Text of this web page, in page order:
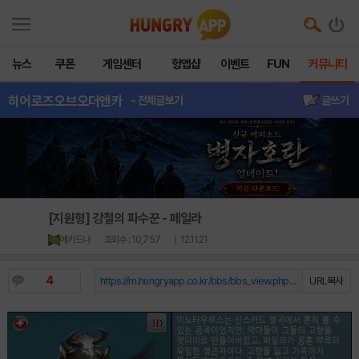
뉴스 쿠폰 게임센터 헝앱샵 이벤트 FUN 커뮤니티
히어로즈오브오더앤카 - 전체글보기 글쓰기
[지원형] 강철의 파수꾼 - 페일라
에키드나 조회수 : 10,757 | 12.11.21
4 URL복사
https://m.hungryapp.co.kr/bbs/bbs_view.php?durl=Y...